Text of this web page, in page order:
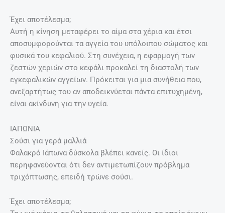
Έχει αποτέλεσμα;
Αυτή η κίνηση μεταφέρει το αίμα στα χέρια και έτσι
αποσυμφορούνται τα αγγεία του υπόλοιπου σώματος και
φυσικά του κεφαλιού. Στη συνέχεια, η εφαρμογή των
ζεστών χεριών στο κεφάλι προκαλεί τη διαστολή των
εγκεφαλικών αγγείων. Πρόκειται για μια συνήθεια που,
ανεξαρτήτως του αν αποδεικνύεται πάντα επιτυχημένη,
είναι ακίνδυνη για την υγεία.
ΙΑΠΩΝΙΑ
Σούσι για γερά μαλλιά
Φαλακρό Ιάπωνα δύσκολα βλέπει κανείς. Οι ίδιοι
περηφανεύονται ότι δεν αντιμετωπίζουν πρόβλημα
τριχόπτωσης, επειδή τρώνε σούσι.
Έχει αποτέλεσμα;